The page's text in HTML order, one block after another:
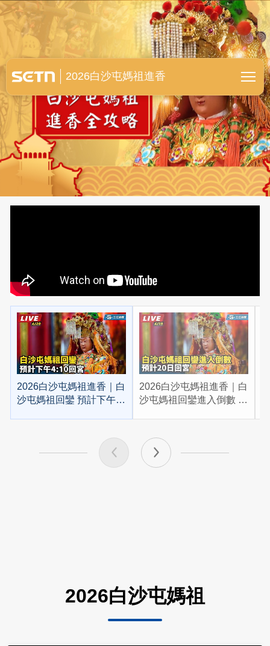
白沙屯媽祖進香全紀錄
2026白沙屯媽祖進香
2026白沙屯媽祖進香｜白
沙屯媽祖回鑾 預計下午
2026白沙屯媽祖進香｜白
沙屯媽祖回鑾進入倒數 預
2026白沙屯媽祖